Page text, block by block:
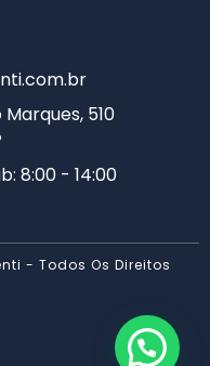
510
8:00 - 14:00
- Todos Os Direitos